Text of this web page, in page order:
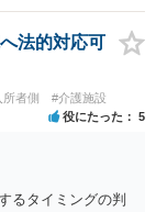
法的対応可
所者側 #介護施設
役にたった 5
るタイミングの判